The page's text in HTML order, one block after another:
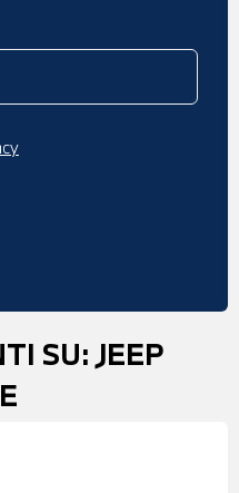
SU:JEEP